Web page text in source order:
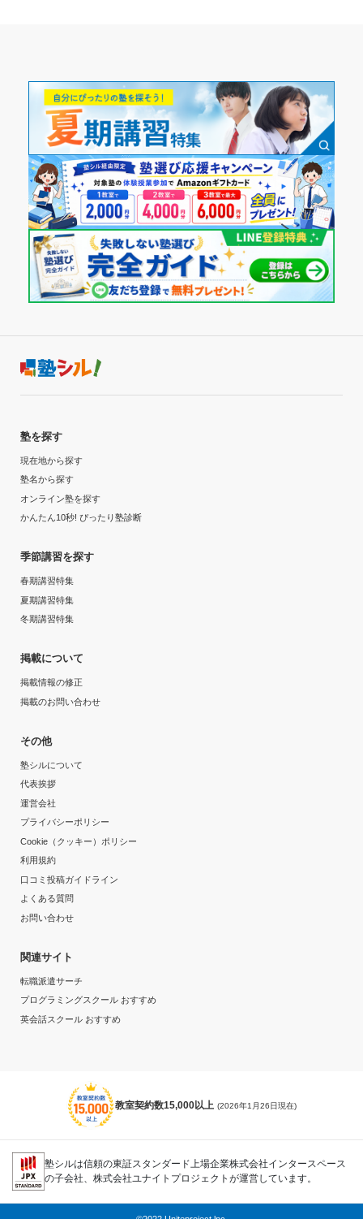
塾を探す
現在地から探す
塾名から探す
オンライン塾を探す
かんたん10秒! ぴったり塾診断
季節講習を探す
春期講習特集
夏期講習特集
冬期講習特集
掲載について
掲載情報の修正
掲載のお問い合わせ
その他
塾シルについて
代表挨拶
運営会社
プライバシーポリシー
Cookie（クッキー）ポリシー
利用規約
口コミ投稿ガイドライン
よくある質問
お問い合わせ
関連サイト
転職派遣サーチ
プログラミングスクール おすすめ
英会話スクール おすすめ
教室契約数15,000以上 (2026年1月26日現在)
塾シルは信頼の東証スタンダード上場企業株式会社インタースペース
の子会社、株式会社ユナイトプロジェクトが運営しています。